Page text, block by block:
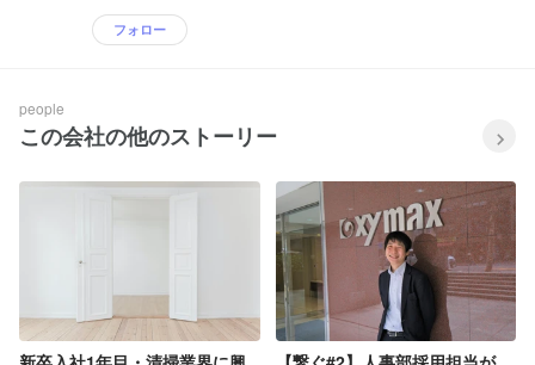
フォロー
people
この会社の他のストーリー